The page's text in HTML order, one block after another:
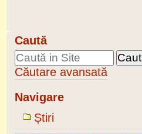
Caută
Căutare avansată
Navigare
Știri